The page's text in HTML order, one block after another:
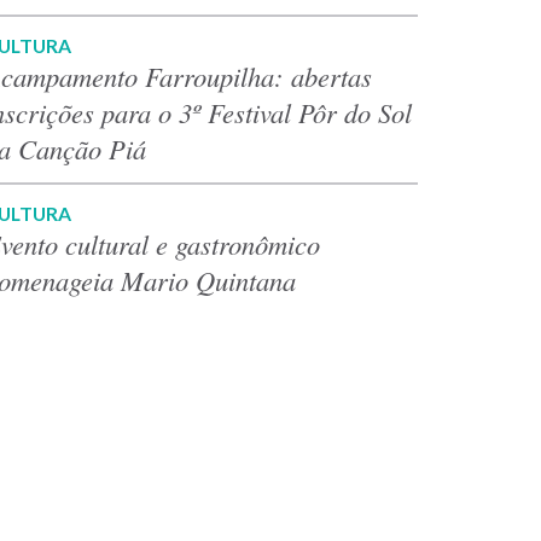
Farroupilha: abertas
para o 3º Festival Pôr do Sol
Canção Piá
cultural e gastronômico
Mario Quintana